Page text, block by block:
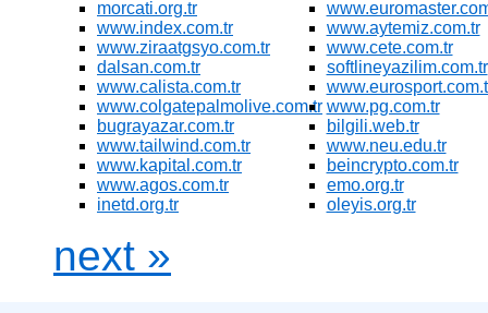
morcati.org.tr
www.index.com.tr
www.aytemiz.com.tr
www.ziraatgsyo.com.tr
www.cete.com.tr
dalsan.com.tr
softlineyazilim.com.tr
www.calista.com.tr
www.colgatepalmolive.com.tr www.pg.com.tr
bugrayazar.com.tr
bilgili.web.tr
www.tailwind.com.tr
www.neu.edu.tr
www.kapital.com.tr
beincrypto.com.tr
www.agos.com.tr
emo.org.tr
inetd.org.tr
oleyis.org.tr
next »